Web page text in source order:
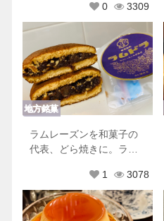
0
3309
地方銘菓
ラムレーズンを和菓子の
代表、どら焼きに。ラム
1
3078